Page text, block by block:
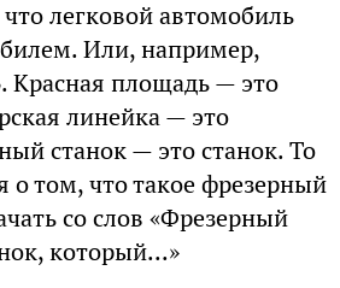
легковой автомобиль
Или, например,
. Красная площадь — это
линейка — это
станок — это станок. То
о том, что такое фрезерный
со слов «Фрезерный
который...»